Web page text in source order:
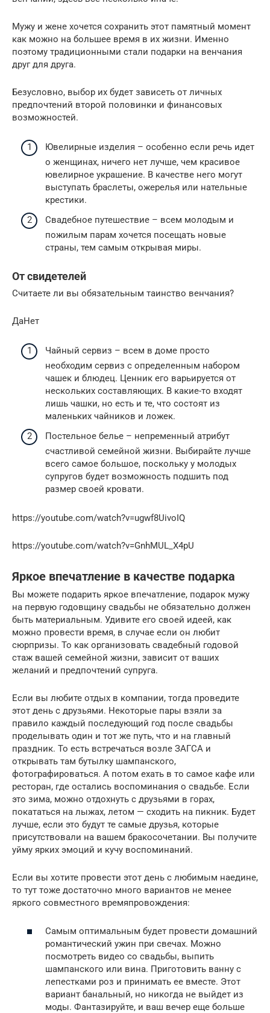
Мужу и жене хочется сохранить этот памятный момент
как можно на большее время в их жизни. Именно
поэтому традиционными стали подарки на венчания
друг для друга.
Безусловно, выбор их будет зависеть от личных
предпочтений второй половинки и финансовых
возможностей.
Ювелирные изделия – особенно если речь идет
о женщинах, ничего нет лучше, чем красивое
ювелирное украшение. В качестве него могут
выступать браслеты, ожерелья или нательные
крестики.
Свадебное путешествие – всем молодым и
пожилым парам хочется посещать новые
страны, тем самым открывая миры.
От свидетелей
Считаете ли вы обязательным таинство венчания?
ДаНет
Чайный сервиз – всем в доме просто
необходим сервиз с определенным набором
чашек и блюдец. Ценник его варьируется от
нескольких составляющих. В какие-то входят
лишь чашки, но есть и те, что состоят из
маленьких чайников и ложек.
Постельное белье – непременный атрибут
счастливой семейной жизни. Выбирайте лучше
всего самое большое, поскольку у молодых
супругов будет возможность подшить под
размер своей кровати.
https://youtube.com/watch?v=ugwf8UivoIQ
https://youtube.com/watch?v=GnhMUL_X4pU
Яркое впечатление в качестве подарка
Вы можете подарить яркое впечатление, подарок мужу
на первую годовщину свадьбы не обязательно должен
быть материальным. Удивите его своей идеей, как
можно провести время, в случае если он любит
сюрпризы. То как организовать свадебный годовой
стаж вашей семейной жизни, зависит от ваших
желаний и предпочтений супруга.
Если вы любите отдых в компании, тогда проведите
этот день с друзьями. Некоторые пары взяли за
правило каждый последующий год после свадьбы
проделывать один и тот же путь, что и на главный
праздник. То есть встречаться возле ЗАГСА и
открывать там бутылку шампанского,
фотографироваться. А потом ехать в то самое кафе или
ресторан, где остались воспоминания о свадьбе. Если
это зима, можно отдохнуть с друзьями в горах,
покататься на лыжах, летом — сходить на пикник. Будет
лучше, если это будут те самые друзья, которые
присутствовали на вашем бракосочетании. Вы получите
уйму ярких эмоций и кучу воспоминаний.
Если вы хотите провести этот день с любимым наедине,
то тут тоже достаточно много вариантов не менее
яркого совместного времяпровождения:
Самым оптимальным будет провести домашний
романтический ужин при свечах. Можно
посмотреть видео со свадьбы, выпить
шампанского или вина. Приготовить ванну с
лепестками роз и принимать ее вместе. Этот
вариант банальный, но никогда не выйдет из
моды. Фантазируйте, и ваш вечер еще больше